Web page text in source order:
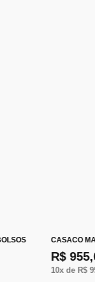
CASACO
R$
10x de R$